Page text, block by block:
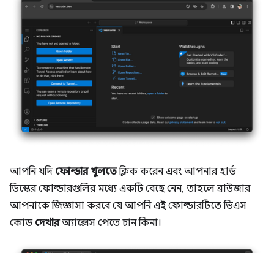
আপনি যদি ফোল্ডার খুলতেক্লিক করেন এবং আপনার হার্ড
ডিস্কের ফোল্ডারগুলির মধ্যে একটি বেছে নেন, তাহলে ব্রাউজার
আপনাকে জিজ্ঞাসা করবে যে আপনি এই ফোল্ডারটিতে ভিএস
কোড দেখারঅ্যাক্সেস পেতে চান কিনা।